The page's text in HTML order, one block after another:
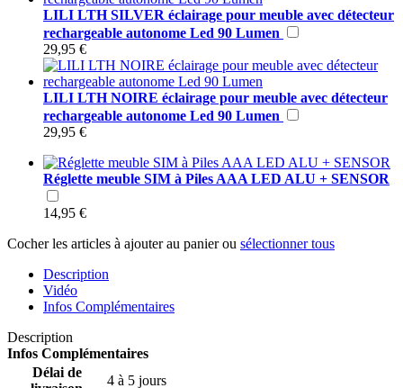
LILI LTH SILVER éclairage pour meuble avec détecteur
rechargeable autonome Led 90 Lumen
29,95 €
LILI LTH NOIRE éclairage pour meuble avec détecteur
rechargeable autonome Led 90 Lumen
29,95 €
Réglette meuble SIM à Piles AAA LED ALU + SENSOR
14,95 €
Cocher les articles à ajouter au panier ou sélectionner tous
Description
Vidéo
Infos Complémentaires
Description
Infos Complémentaires
Délai de
4 à 5 jours